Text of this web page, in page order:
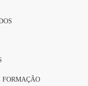
FORMAÇÃO